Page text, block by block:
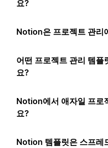
요?
Notion은 프로젝트 관리
어떤 프로젝트 관리 템플
요?
Notion에서 애자일 프로
요?
Notion 템플릿은 스프레